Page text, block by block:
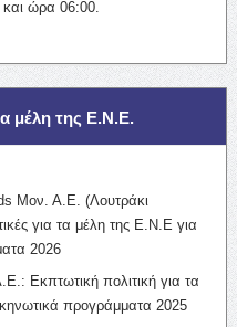
ώρα 06:00.
μέλη της Ε.Ν.Ε.
Μον. Α.Ε. (Λουτράκι
για τα μέλη της Ε.Ν.Ε για
2026
Εκπτωτική πολιτική για τα
προγράμματα 2025